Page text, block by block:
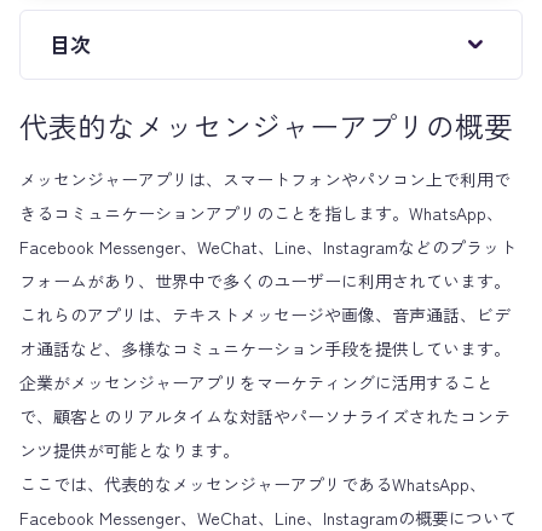
目次
代表的なメッセンジャーアプリの概要
メッセンジャーアプリは、スマートフォンやパソコン上で利用で
きるコミュニケーションアプリのことを指します。WhatsApp、
Facebook Messenger、WeChat、Line、Instagramなどのプラット
フォームがあり、世界中で多くのユーザーに利用されています。
これらのアプリは、テキストメッセージや画像、音声通話、ビデ
オ通話など、多様なコミュニケーション手段を提供しています。
企業がメッセンジャーアプリをマーケティングに活用すること
で、顧客とのリアルタイムな対話やパーソナライズされたコンテ
ンツ提供が可能となります。
ここでは、代表的なメッセンジャーアプリであるWhatsApp、
Facebook Messenger、WeChat、Line、Instagramの概要について